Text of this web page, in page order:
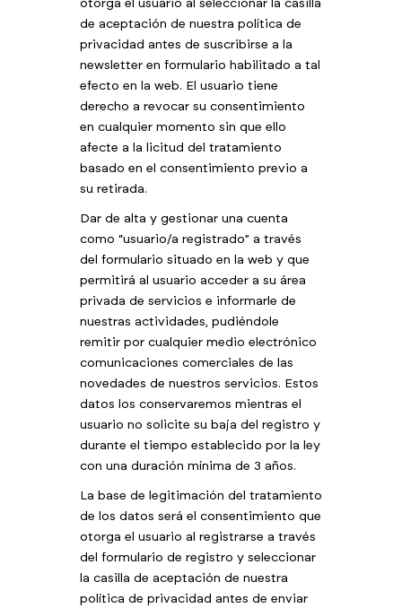
otorga el usuario al seleccionar la casilla
de aceptación de nuestra política de
privacidad antes de suscribirse a la
newsletter en formulario habilitado a tal
efecto en la web. El usuario tiene
derecho a revocar su consentimiento
en cualquier momento sin que ello
afecte a la licitud del tratamiento
basado en el consentimiento previo a
su retirada.
Dar de alta y gestionar una cuenta
como “usuario/a registrado” a través
del formulario situado en la web y que
permitirá al usuario acceder a su área
privada de servicios e informarle de
nuestras actividades, pudiéndole
remitir por cualquier medio electrónico
comunicaciones comerciales de las
novedades de nuestros servicios. Estos
datos los conservaremos mientras el
usuario no solicite su baja del registro y
durante el tiempo establecido por la ley
con una duración mínima de 3 años.
La base de legitimación del tratamiento
de los datos será el consentimiento que
otorga el usuario al registrarse a través
del formulario de registro y seleccionar
la casilla de aceptación de nuestra
política de privacidad antes de enviar